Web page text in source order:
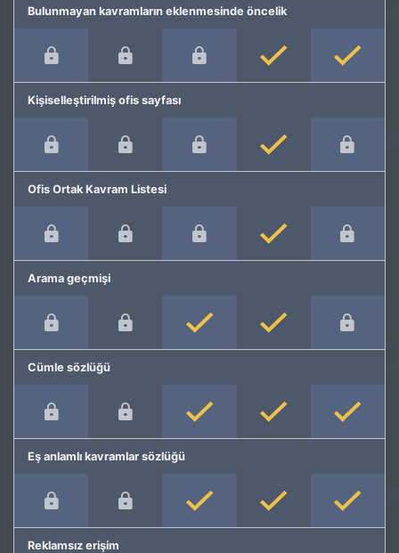
Bulunmayan kavramların eklenmesinde öncelik
Kişiselleştirilmiş ofis sayfası
Ofis Ortak Kavram Listesi
Arama geçmişi
Cümle sözlüğü
Eş anlamlı kavramlar sözlüğü
Reklamsız erişim